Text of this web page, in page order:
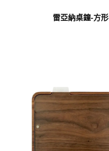
雷亞納桌鐘-方形